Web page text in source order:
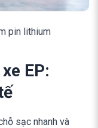
pin lithium
EP:
sạc nhanh và